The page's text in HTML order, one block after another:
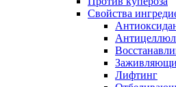
Свойства
Лифтинг